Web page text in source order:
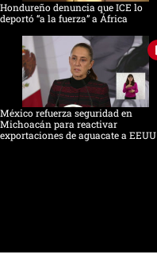
Hondureño denuncia que ICE lo
deportó “a la fuerza” a África
México refuerza seguridad en
Michoacán para reactivar
exportaciones de aguacate a EEUU